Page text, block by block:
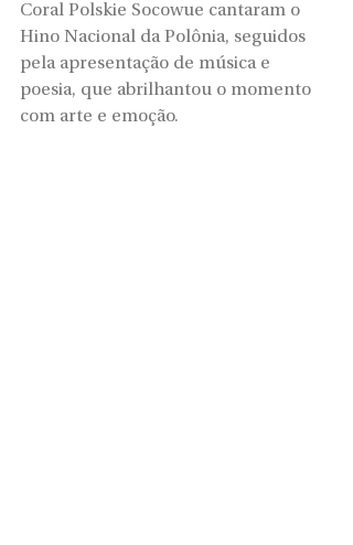
Coral Polskie Socowue cantaram o
Hino Nacional da Polônia, seguidos
pela apresentação de música e
poesia, que abrilhantou o momento
com arte e emoção.